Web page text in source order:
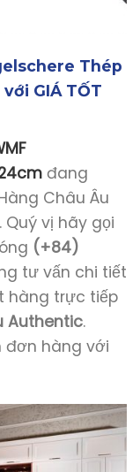
Thép
GIÁ TỐT
đang
Châu Âu
vị hãy gọi
(+84)
tư vấn chi tiết
hàng trực tiếp
Authentic.
đơn hàng với